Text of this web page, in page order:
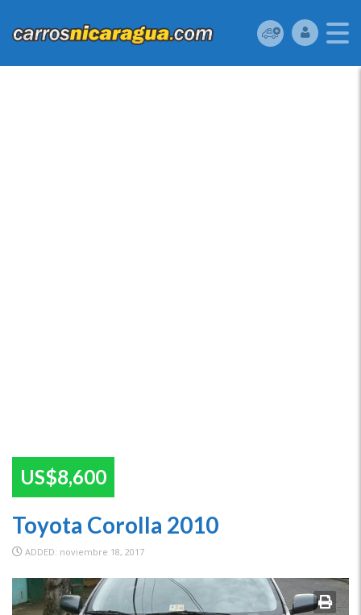
US$8,600
Toyota Corolla 2010
ADDED: noviembre 18, 2017